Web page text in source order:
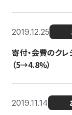
2019.12.25
寄付・会費のク
（5→4.8%）
2019.11.14